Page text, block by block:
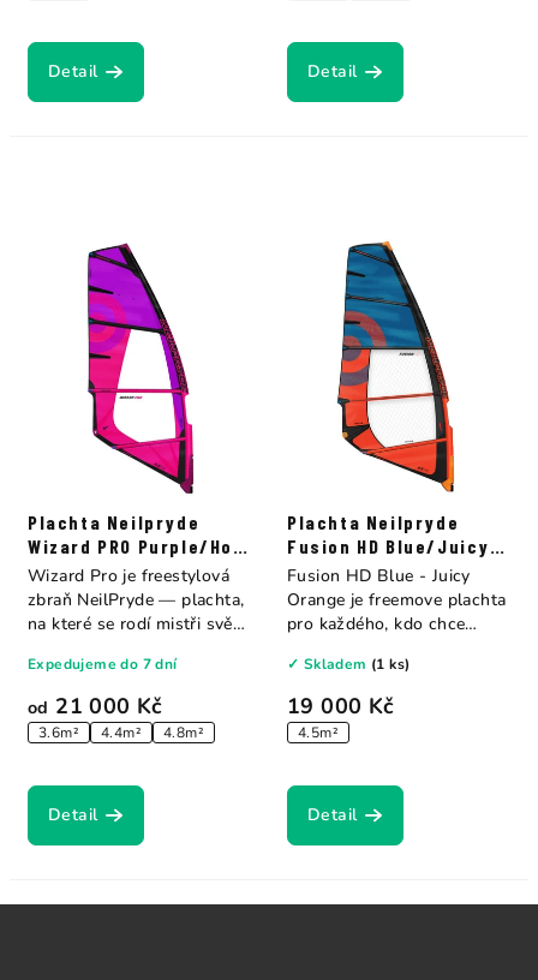
Detail Detail
Plachta Neilpryde
Wizard PRO Purple/Hot
Pink
od 21 000 Kč
3.6m² 4.4m² 4.8m²
Expedujeme do 7 dní
Detail
Wizard Pro je freestylová
zbraň NeilPryde — plachta,
na které se rodí mistři světa
Plachta Neilpryde
Fusion HD Blue/Juicy
Orange
19 000 Kč
4.5m²
✓ Skladem (1 ks)
Detail
Fusion HD Blue - Juicy
Orange je freemove plachta
pro každého, kdo chce